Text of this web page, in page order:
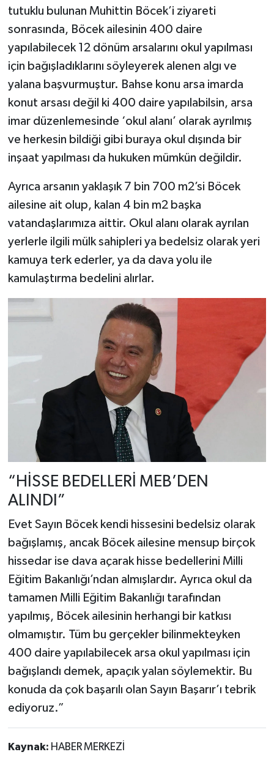
tutuklu bulunan Muhittin Böcek’i ziyareti
sonrasında, Böcek ailesinin 400 daire
yapılabilecek 12 dönüm arsalarını okul yapılması
için bağışladıklarını söyleyerek alenen algı ve
yalana başvurmuştur. Bahse konu arsa imarda
konut arsası değil ki 400 daire yapılabilsin, arsa
imar düzenlemesinde ‘okul alanı’ olarak ayrılmış
ve herkesin bildiği gibi buraya okul dışında bir
inşaat yapılması da hukuken mümkün değildir.
Ayrıca arsanın yaklaşık 7 bin 700 m2’si Böcek
ailesine ait olup, kalan 4 bin m2 başka
vatandaşlarımıza aittir. Okul alanı olarak ayrılan
yerlerle ilgili mülk sahipleri ya bedelsiz olarak yeri
kamuya terk ederler, ya da dava yolu ile
kamulaştırma bedelini alırlar.
“HİSSE BEDELLERİ MEB’DEN
ALINDI”
Evet Sayın Böcek kendi hissesini bedelsiz olarak
bağışlamış, ancak Böcek ailesine mensup birçok
hissedar ise dava açarak hisse bedellerini Milli
Eğitim Bakanlığı’ndan almışlardır. Ayrıca okul da
tamamen Milli Eğitim Bakanlığı tarafından
yapılmış, Böcek ailesinin herhangi bir katkısı
olmamıştır. Tüm bu gerçekler bilinmekteyken
400 daire yapılabilecek arsa okul yapılması için
bağışlandı demek, apaçık yalan söylemektir. Bu
konuda da çok başarılı olan Sayın Başarır’ı tebrik
ediyoruz.”
Kaynak: HABER MERKEZİ